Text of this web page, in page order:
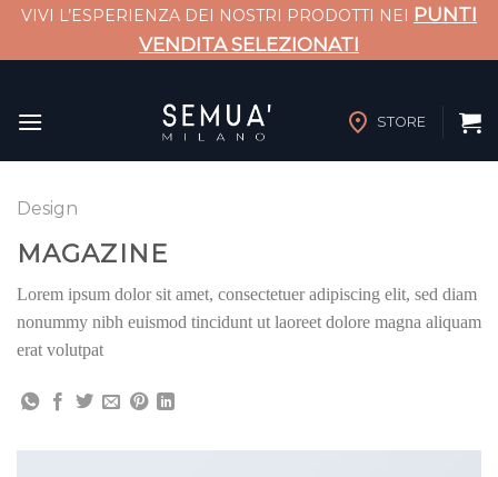
VIVI L’ESPERIENZA DEI NOSTRI PRODOTTI NEI PUNTI
VENDITA SELEZIONATI
STORE
Design
MAGAZINE
Lorem ipsum dolor sit amet, consectetuer adipiscing elit, sed diam
nonummy nibh euismod tincidunt ut laoreet dolore magna aliquam
erat volutpat